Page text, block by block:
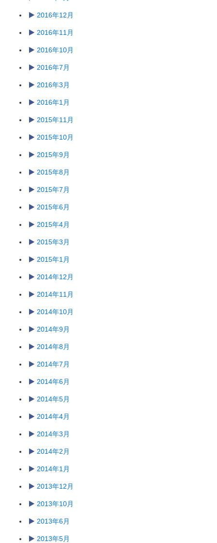
2016年12月
2016年11月
2016年10月
2016年7月
2016年3月
2016年1月
2015年11月
2015年10月
2015年9月
2015年8月
2015年7月
2015年6月
2015年4月
2015年3月
2015年1月
2014年12月
2014年11月
2014年10月
2014年9月
2014年8月
2014年7月
2014年6月
2014年5月
2014年4月
2014年3月
2014年2月
2014年1月
2013年12月
2013年10月
2013年6月
2013年5月